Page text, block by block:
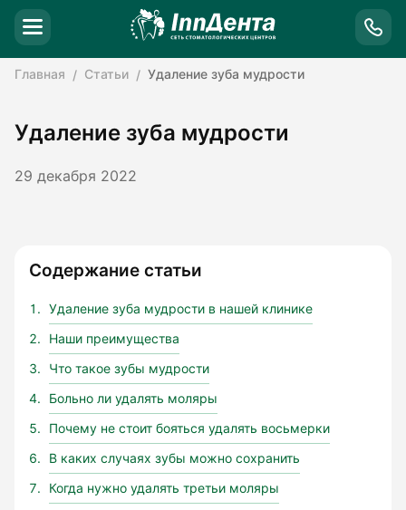
Главная Статьи Удаление зуба мудрости
Удаление зуба мудрости
29 декабря 2022
Содержание статьи
Удаление зуба мудрости в нашей клинике
Наши преимущества
Что такое зубы мудрости
Больно ли удалять моляры
Почему не стоит бояться удалять восьмерки
В каких случаях зубы можно сохранить
Когда нужно удалять третьи моляры